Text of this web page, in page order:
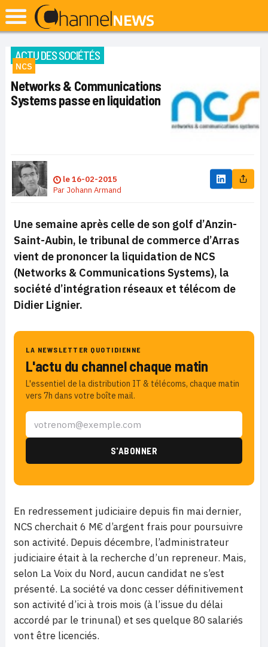
ACTU DES SOCIÉTÉS
NCS
Networks & Communications
Systems passe en liquidation
le16-02-2015
Par Johann Armand
Une semaine après celle de son golf d’Anzin-
Saint-Aubin, le tribunal de commerce d’Arras
vient de prononcer la liquidation de NCS
(Networks & Communications Systems), la
société d’intégration réseaux et télécom de
Didier Lignier.
LA NEWSLETTER QUOTIDIENNE
L'actu du channel chaque matin
L'essentiel de la distribution IT & télécoms, chaque matin
vers 7h dans votre boîte mail.
En redressement judiciaire depuis fin mai dernier,
NCS cherchait 6 M€ d’argent frais pour poursuivre
son activité. Depuis décembre, l’administrateur
judiciaire était à la recherche d’un repreneur. Mais,
selon La Voix du Nord, aucun candidat ne s’est
présenté. La société va donc cesser définitivement
son activité d’ici à trois mois (à l’issue du délai
accordé par le trinunal) et ses quelque 80 salariés
vont être licenciés.